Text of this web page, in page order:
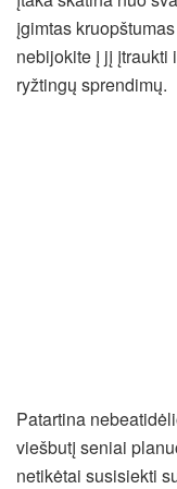
įgimtas
nebijokite į jį įtraukti
ryžtingų sprendimų.
Patartina
viešbutį seniai
netikėtai susisiekti